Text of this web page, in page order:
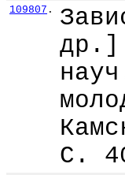
109807 .
др.]
С.